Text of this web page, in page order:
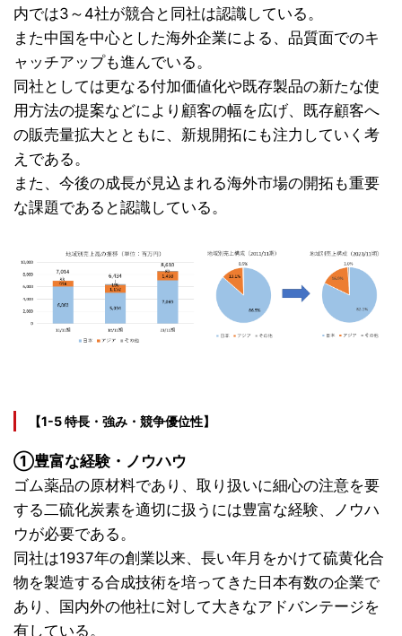
内では3～4社が競合と同社は認識している。
また中国を中心とした海外企業による、品質面でのキ
ャッチアップも進んでいる。
同社としては更なる付加価値化や既存製品の新たな使
用方法の提案などにより顧客の幅を広げ、既存顧客へ
の販売量拡大とともに、新規開拓にも注力していく考
えである。
また、今後の成長が見込まれる海外市場の開拓も重要
な課題であると認識している。
【1-5 特長・強み・競争優位性】
①豊富な経験・ノウハウ
ゴム薬品の原材料であり、取り扱いに細心の注意を要
する二硫化炭素を適切に扱うには豊富な経験、ノウハ
ウが必要である。
同社は1937年の創業以来、長い年月をかけて硫黄化合
物を製造する合成技術を培ってきた日本有数の企業で
あり、国内外の他社に対して大きなアドバンテージを
有している。